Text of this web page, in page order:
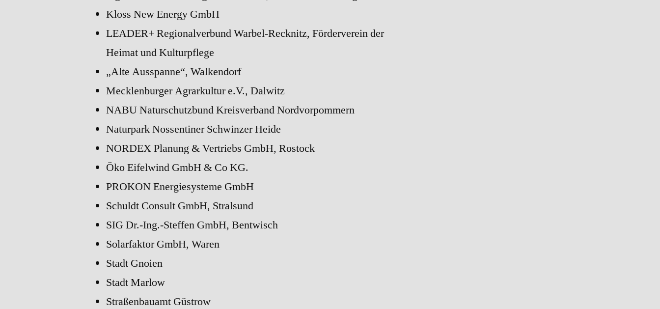
Kloss New Energy GmbH
LEADER+ Regionalverbund Warbel-Recknitz, Förderverein der
Heimat und Kulturpflege
„Alte Ausspanne“, Walkendorf
Mecklenburger Agrarkultur e.V., Dalwitz
NABU Naturschutzbund Kreisverband Nordvorpommern
Naturpark Nossentiner Schwinzer Heide
NORDEX Planung & Vertriebs GmbH, Rostock
Öko Eifelwind GmbH & Co KG.
PROKON Energiesysteme GmbH
Schuldt Consult GmbH, Stralsund
SIG Dr.-Ing.-Steffen GmbH, Bentwisch
Solarfaktor GmbH, Waren
Stadt Gnoien
Stadt Marlow
Straßenbauamt Güstrow